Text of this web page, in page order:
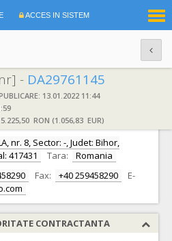
ACCES IN SISTEM
- DA29761145
13.01.2022 11:44
5.225,50 RON (1.056,83 EUR)
S.R.L. CIF: 4069420
nr. 8, Sector: -, Judet: Bihor,
417431
Tara:
Romania
Fax: +40 259458290
E-
CONTRACTANTA